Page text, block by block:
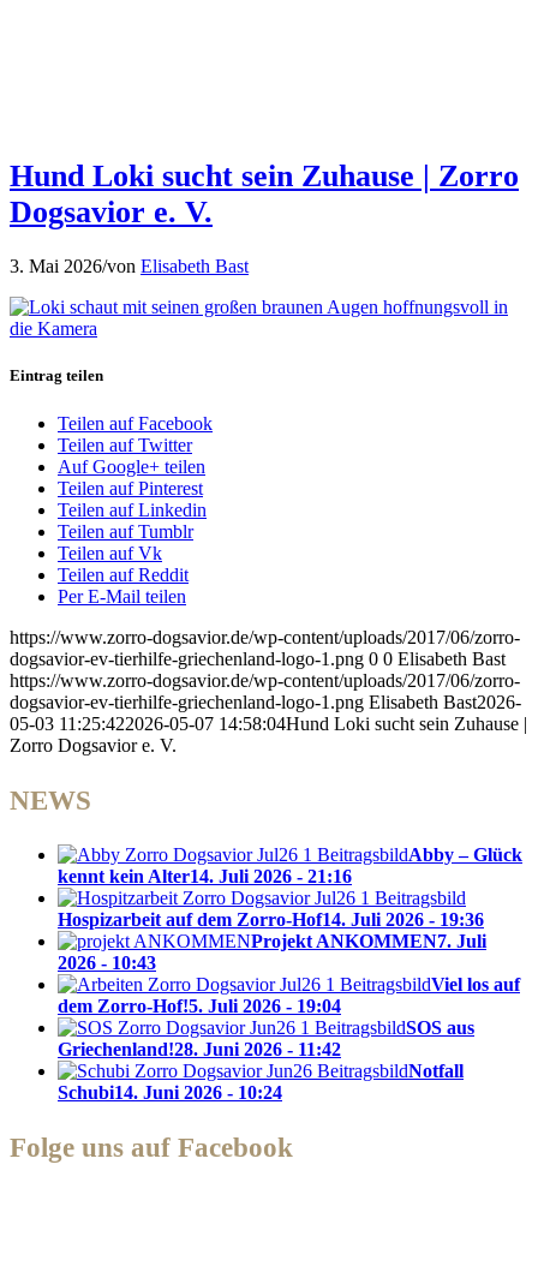
Hund Loki sucht sein Zuhause | Zorro
Dogsavior e. V.
3. Mai 2026/von Elisabeth Bast
Eintrag teilen
Teilen auf Facebook
Teilen auf Twitter
Auf Google+ teilen
Teilen auf Pinterest
Teilen auf Linkedin
Teilen auf Tumblr
Teilen auf Vk
Teilen auf Reddit
Per E-Mail teilen
https://www.zorro-dogsavior.de/wp-content/uploads/2017/06/zorro-
dogsavior-ev-tierhilfe-griechenland-logo-1.png 0 0 Elisabeth Bast
https://www.zorro-dogsavior.de/wp-content/uploads/2017/06/zorro-
dogsavior-ev-tierhilfe-griechenland-logo-1.png Elisabeth Bast2026-
05-03 11:25:422026-05-07 14:58:04Hund Loki sucht sein Zuhause |
Zorro Dogsavior e. V.
NEWS
Abby – Glück
kennt kein Alter14. Juli 2026 - 21:16
Hospizarbeit auf dem Zorro-Hof14. Juli 2026 - 19:36
Projekt ANKOMMEN7. Juli
2026 - 10:43
Viel los auf
dem Zorro-Hof!5. Juli 2026 - 19:04
SOS aus
Griechenland!28. Juni 2026 - 11:42
Notfall
Schubi14. Juni 2026 - 10:24
Folge uns auf Facebook